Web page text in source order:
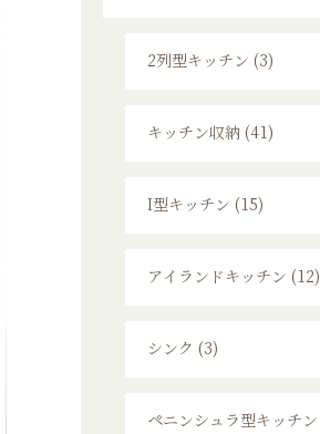
2列型キッチン (3)
キッチン収納 (41)
I型キッチン (15)
アイランドキッチン (12)
シンク (3)
ペニンシュラ型キッチン